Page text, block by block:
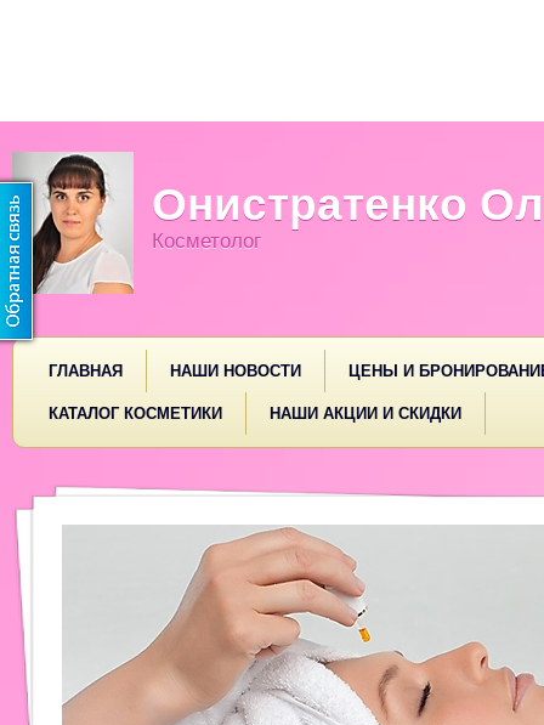
Онистратенко
Косметолог
ГЛАВНАЯ НАШИ НОВОСТИ ЦЕНЫ И
КАТАЛОГ КОСМЕТИКИ НАШИ АКЦИИ И СКИДКИ